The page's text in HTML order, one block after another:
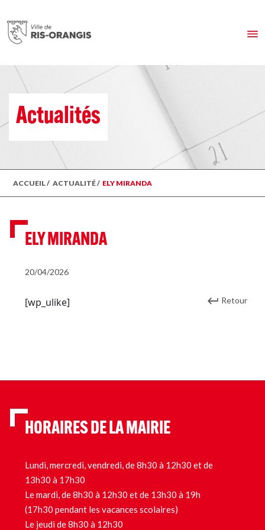
Actualités
ACCUEIL/ ACTUALITÉ/ ELY MIRANDA
ELY MIRANDA
20/04/2026
[wp_ulike] Retour
HORAIRES DE LA MAIRIE
Lundi, mercredi, vendredi, de 8h30 à 12h30 et de
13h30 à 17h30
Le mardi, de 8h30 à 12h30 et de 13h30 à 19h
(17h30 pendant les vacances scolaires)
Le jeudi de 8h30 à 12h30